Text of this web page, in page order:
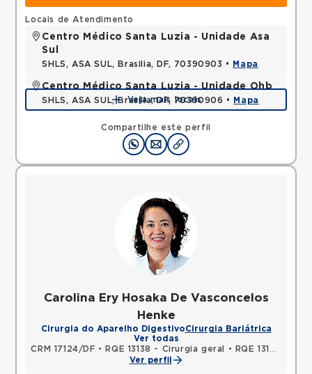
Compartilhe este perfil
Locais de Atendimento
Centro Médico Santa Luzia - Unidade Asa
Sul
SHLS, ASA SUL, Brasilia, DF, 70390903 • Mapa
Centro Médico Santa Luzia - Unidade Ohb
SHLS, ASA SUL, Brasilia, DF, 70390906 • Mapa
Veja mais locais
Carolina Ery Hosaka De Vasconcelos
Henke
Cirurgia do Aparelho DigestivoCirurgia Bariátrica
Ver todas
CRM 17124/DF • RQE 13138 - Cirurgia geral •
RQE 13139 - Cirurgia do aparelho digestivo
Ver perfil